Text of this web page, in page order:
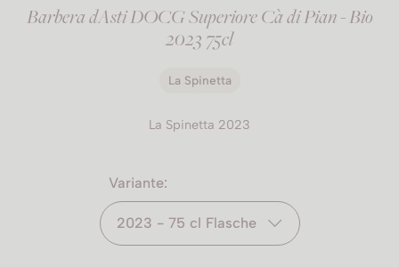
Barbera dAsti DOCG Superiore Cà di Pian - Bio
2023 75cl
La Spinetta
La Spinetta 2023
Variante:
2023 - 75 cl Flasche